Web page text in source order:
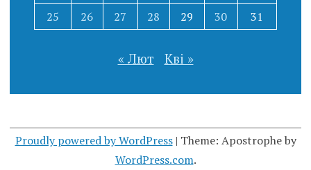
25
26 27 28 29 30 31
« Лют Кві »
Proudly powered by WordPress | Theme: Apostrophe by
WordPress.com.